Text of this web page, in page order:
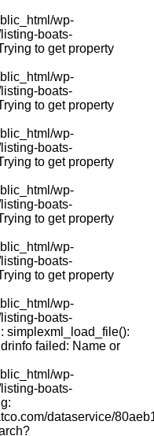
wp-
boats-
to get property
wp-
boats-
to get property
wp-
boats-
to get property
wp-
boats-
to get property
wp-
boats-
to get property
wp-
boats-
simplexml_load_file():
failed: Name or
wp-
boats-
dataservice/